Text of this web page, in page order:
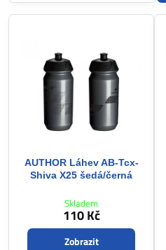
AUTHOR Láhev AB-Tcx-
Shiva X25 šedá/černá
Skladem
110 Kč
Zobrazit